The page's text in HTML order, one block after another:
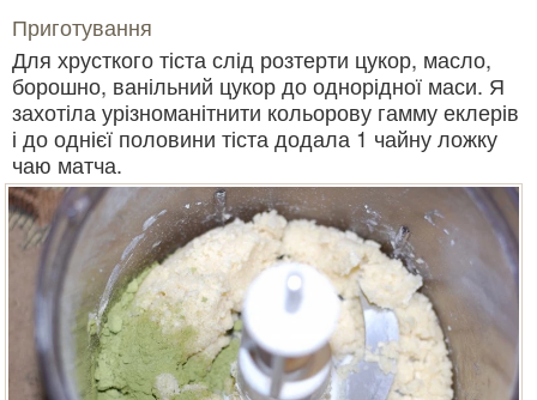
Приготування
Для хрусткого тіста слід розтерти цукор, масло,
борошно, ванільний цукор до однорідної маси. Я
захотіла урізноманітнити кольорову гамму еклерів
і до однієї половини тіста додала 1 чайну ложку
чаю матча.